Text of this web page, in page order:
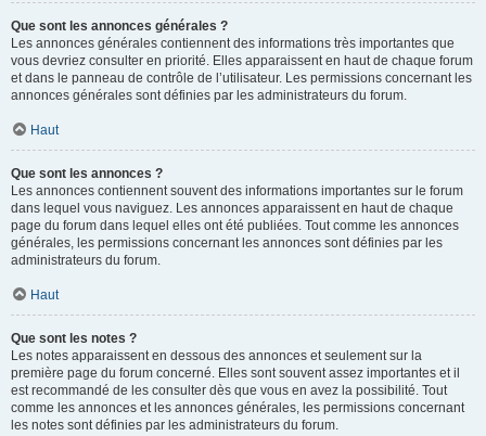
Que sont les annonces générales ?
Les annonces générales contiennent des informations très importantes que
vous devriez consulter en priorité. Elles apparaissent en haut de chaque forum
et dans le panneau de contrôle de l’utilisateur. Les permissions concernant les
annonces générales sont définies par les administrateurs du forum.
Haut
Que sont les annonces ?
Les annonces contiennent souvent des informations importantes sur le forum
dans lequel vous naviguez. Les annonces apparaissent en haut de chaque
page du forum dans lequel elles ont été publiées. Tout comme les annonces
générales, les permissions concernant les annonces sont définies par les
administrateurs du forum.
Haut
Que sont les notes ?
Les notes apparaissent en dessous des annonces et seulement sur la
première page du forum concerné. Elles sont souvent assez importantes et il
est recommandé de les consulter dès que vous en avez la possibilité. Tout
comme les annonces et les annonces générales, les permissions concernant
les notes sont définies par les administrateurs du forum.